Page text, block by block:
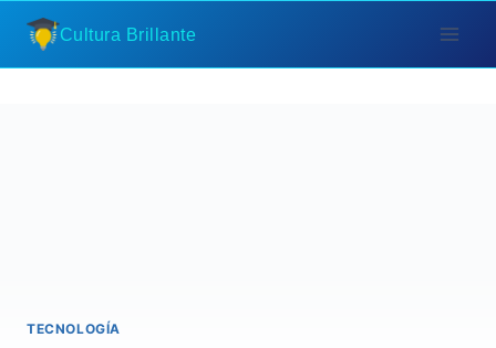
Saltar
contenido
Cultura Brillante
TECNOLOGÍA